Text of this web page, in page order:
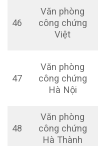
46
Văn phòng
công chứng
Việt
47
Văn phòng
công chứng
Hà Nội
48
Văn phòng
công chứng
Hà Thành